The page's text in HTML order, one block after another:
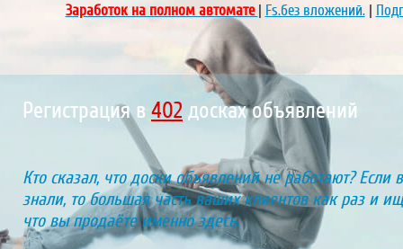
Заработок на полном автомате| Fs.без вложений.|
Регистрация в 448 досках объявлений
Кто сказал, что доски объявлений не работают? Если
знали, то большая часть ваших клиентов как раз и
что вы продаёте именно здесь.